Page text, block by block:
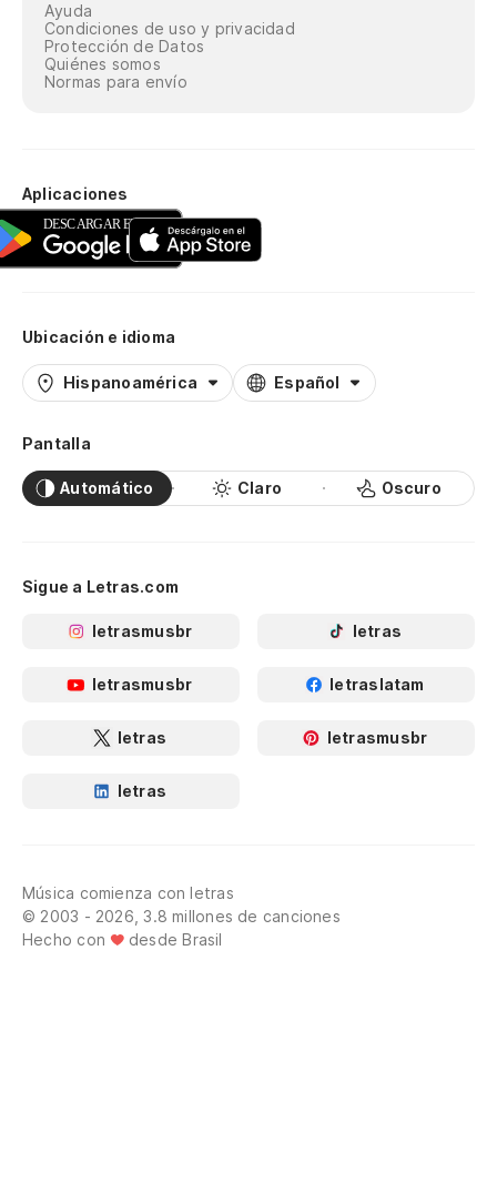
Ayuda
Condiciones de uso y privacidad
Protección de Datos
Quiénes somos
Normas para envío
Aplicaciones
Ubicación e idioma
Hispanoamérica Español
Pantalla
Automático Claro Oscuro
Sigue a Letras.com
letrasmusbr letras
letrasmusbr letraslatam
letras letrasmusbr
letras
Música comienza con letras
© 2003 - 2026, 3.8 millones de canciones
Hecho con
desde Brasil